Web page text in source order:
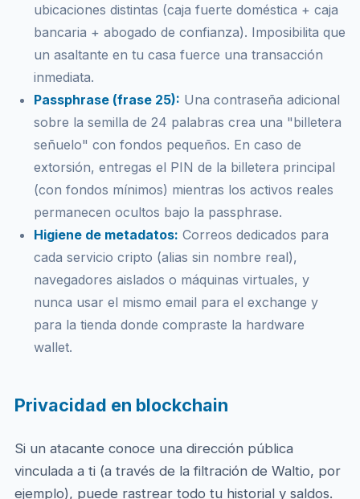
ubicaciones distintas (caja fuerte doméstica + caja
bancaria + abogado de confianza). Imposibilita que
un asaltante en tu casa fuerce una transacción
inmediata.
Passphrase (frase 25): Una contraseña adicional
sobre la semilla de 24 palabras crea una "billetera
señuelo" con fondos pequeños. En caso de
extorsión, entregas el PIN de la billetera principal
(con fondos mínimos) mientras los activos reales
permanecen ocultos bajo la passphrase.
Higiene de metadatos: Correos dedicados para
cada servicio cripto (alias sin nombre real),
navegadores aislados o máquinas virtuales, y
nunca usar el mismo email para el exchange y
para la tienda donde compraste la hardware
wallet.
Privacidad en blockchain
Si un atacante conoce una dirección pública
vinculada a ti (a través de la filtración de Waltio, por
ejemplo), puede rastrear todo tu historial y saldos.